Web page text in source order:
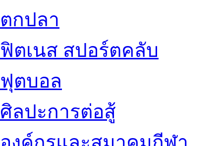
ตกปลา
ฟิตเนส สปอร์ตคลับ
ฟุตบอล
ศิลปะการต่อสู้